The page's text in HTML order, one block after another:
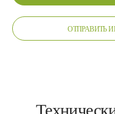
ОТПРАВИТЬ